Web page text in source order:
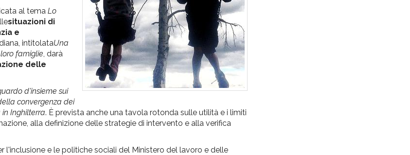
al tema Lo
situazioni di
e
intitolataUna
famiglie , darà
delle
d'insieme sui
convergenza dei
in Inghilterra. È prevista anche una tavola rotonda sulle utilità e i limiti
alla definizione delle strategie di intervento e alla verifica
l'inclusione e le politiche sociali del Ministero del lavoro e delle